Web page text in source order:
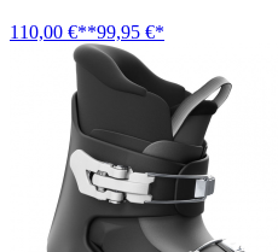
110,00 €**99,95 €*